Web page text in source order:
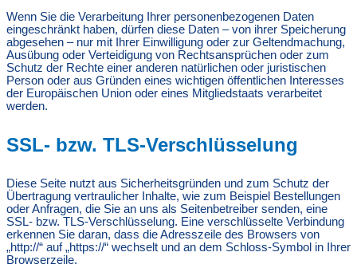
Wenn Sie die Verarbeitung Ihrer personenbezogenen Daten
eingeschränkt haben, dürfen diese Daten – von ihrer Speicherung
abgesehen – nur mit Ihrer Einwilligung oder zur Geltendmachung,
Ausübung oder Verteidigung von Rechtsansprüchen oder zum
Schutz der Rechte einer anderen natürlichen oder juristischen
Person oder aus Gründen eines wichtigen öffentlichen Interesses
der Europäischen Union oder eines Mitgliedstaats verarbeitet
werden.
SSL- bzw. TLS-Verschlüsselung
Diese Seite nutzt aus Sicherheitsgründen und zum Schutz der
Übertragung vertraulicher Inhalte, wie zum Beispiel Bestellungen
oder Anfragen, die Sie an uns als Seitenbetreiber senden, eine
SSL- bzw. TLS-Verschlüsselung. Eine verschlüsselte Verbindung
erkennen Sie daran, dass die Adresszeile des Browsers von
„http://“ auf „https://“ wechselt und an dem Schloss-Symbol in Ihrer
Browserzeile.